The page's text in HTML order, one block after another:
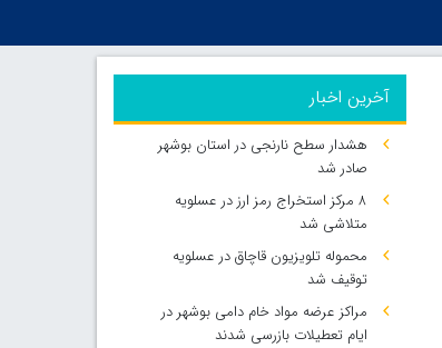
آخرین اخبار
هشدار سطح نارنجی در استان بوشهر
صادر شد
۸ مرکز استخراج رمز ارز در عسلویه
متلاشی شد
محموله تلویزیون قاچاق در عسلویه
توقیف شد
مراکز عرضه مواد خام دامی بوشهر در
ایام تعطیلات بازرسی شدند